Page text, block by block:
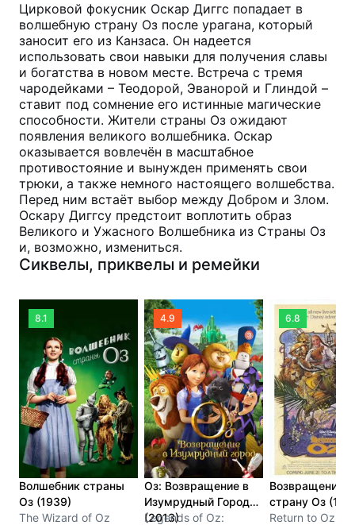
Цирковой фокусник Оскар Диггс попадает в
волшебную страну Оз после урагана, который
заносит его из Канзаса. Он надеется
использовать свои навыки для получения славы
и богатства в новом месте. Встреча с тремя
чародейками – Теодорой, Эванорой и Глиндой –
ставит под сомнение его истинные магические
способности. Жители страны Оз ожидают
появления великого волшебника. Оскар
оказывается вовлечён в масштабное
противостояние и вынужден применять свои
трюки, а также немного настоящего волшебства.
Перед ним встаёт выбор между Добром и Злом.
Оскару Диггсу предстоит воплотить образ
Великого и Ужасного Волшебника из Страны Оз
и, возможно, измениться.
Сиквелы, приквелы и ремейки
8.1
Волшебник страны
Оз (1939)
The Wizard of Oz
4.9
Оз: Возвращение в
Изумрудный Город
(2013)
Legends of Oz:
6.8
Возвращение в
страну Оз
Return to Oz